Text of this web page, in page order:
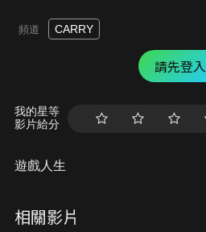
頻道 CARRY
請先登入
我的星等
影片給分
遊戲人生
相關影片